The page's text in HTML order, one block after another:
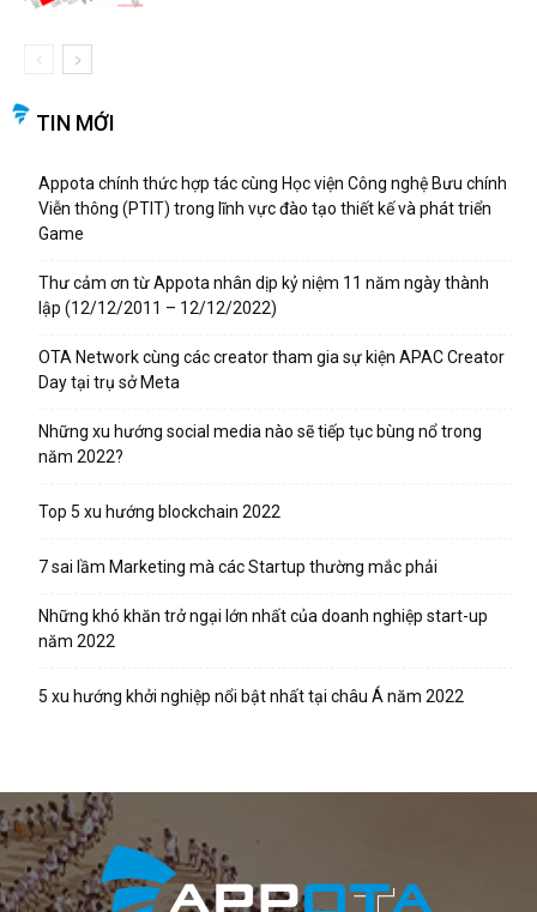
TIN MỚI
Appota chính thức hợp tác cùng Học viện Công nghệ Bưu chính
Viễn thông (PTIT) trong lĩnh vực đào tạo thiết kế và phát triển
Game
Thư cảm ơn từ Appota nhân dịp kỷ niệm 11 năm ngày thành
lập (12/12/2011 – 12/12/2022)
OTA Network cùng các creator tham gia sự kiện APAC Creator
Day tại trụ sở Meta
Những xu hướng social media nào sẽ tiếp tục bùng nổ trong
năm 2022?
Top 5 xu hướng blockchain 2022
7 sai lầm Marketing mà các Startup thường mắc phải
Những khó khăn trở ngại lớn nhất của doanh nghiệp start-up
năm 2022
5 xu hướng khởi nghiệp nổi bật nhất tại châu Á năm 2022